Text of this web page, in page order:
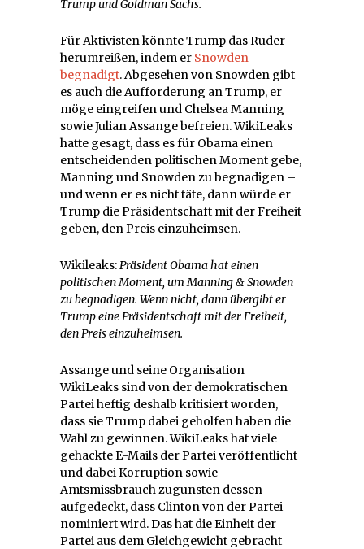
Trump und Goldman Sachs.
Für Aktivisten könnte Trump das Ruder
herumreißen, indem er Snowden
begnadigt. Abgesehen von Snowden gibt
es auch die Aufforderung an Trump, er
möge eingreifen und Chelsea Manning
sowie Julian Assange befreien. WikiLeaks
hatte gesagt, dass es für Obama einen
entscheidenden politischen Moment gebe,
Manning und Snowden zu begnadigen –
und wenn er es nicht täte, dann würde er
Trump die Präsidentschaft mit der Freiheit
geben, den Preis einzuheimsen.
Wikileaks:Präsident Obama hat einen
politischen Moment, um Manning & Snowden
zu begnadigen. Wenn nicht, dann übergibt er
Trump eine Präsidentschaft mit der Freiheit,
den Preis einzuheimsen.
Assange und seine Organisation
WikiLeaks sind von der demokratischen
Partei heftig deshalb kritisiert worden,
dass sie Trump dabei geholfen haben die
Wahl zu gewinnen. WikiLeaks hat viele
gehackte E-Mails der Partei veröffentlicht
und dabei Korruption sowie
Amtsmissbrauch zugunsten dessen
aufgedeckt, dass Clinton von der Partei
nominiert wird. Das hat die Einheit der
Partei aus dem Gleichgewicht gebracht